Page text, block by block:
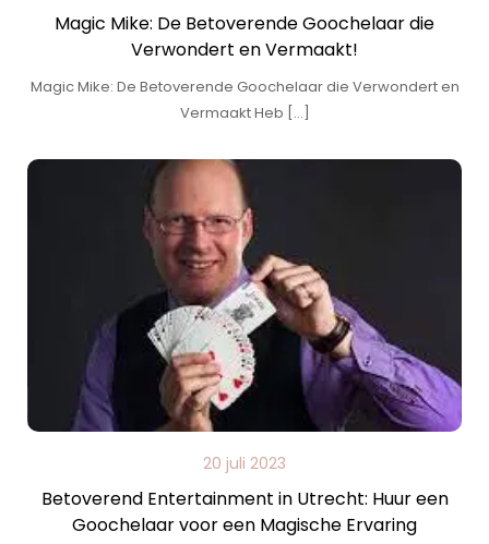
Magic Mike: De Betoverende Goochelaar die
Verwondert en Vermaakt!
Magic Mike: De Betoverende Goochelaar die Verwondert en
Vermaakt Heb […]
20 juli 2023
Betoverend Entertainment in Utrecht: Huur een
Goochelaar voor een Magische Ervaring